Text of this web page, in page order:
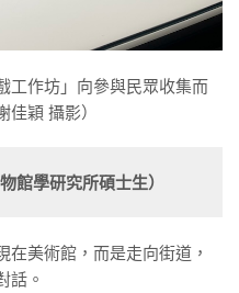
工作坊」向參與民眾收集而
穎 攝影）
館學研究所碩士生）
美術館，而是走向街道，
話。